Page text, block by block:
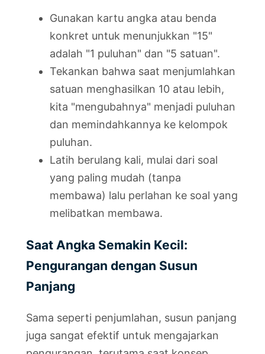
Gunakan kartu angka atau benda
konkret untuk menunjukkan "15"
adalah "1 puluhan" dan "5 satuan".
Tekankan bahwa saat menjumlahkan
satuan menghasilkan 10 atau lebih,
kita "mengubahnya" menjadi puluhan
dan memindahkannya ke kelompok
puluhan.
Latih berulang kali, mulai dari soal
yang paling mudah (tanpa
membawa) lalu perlahan ke soal yang
melibatkan membawa.
Saat Angka Semakin Kecil:
Pengurangan dengan Susun
Panjang
Sama seperti penjumlahan, susun panjang
juga sangat efektif untuk mengajarkan